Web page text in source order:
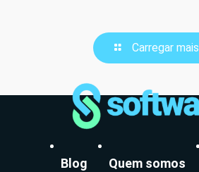
Carregar mais
Blog Quem somos